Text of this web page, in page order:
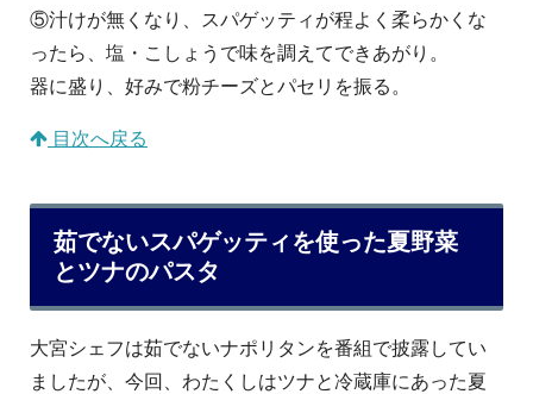
⑤汁けが無くなり、スパゲッティが程よく柔らかくな
ったら、塩・こしょうで味を調えてできあがり。
器に盛り、好みで粉チーズとパセリを振る。
目次へ戻る
茹でないスパゲッティを使った夏野菜
とツナのパスタ
大宮シェフは茹でないナポリタンを番組で披露してい
ましたが、今回、わたくしはツナと冷蔵庫にあった夏